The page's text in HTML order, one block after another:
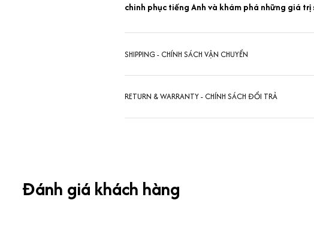
chinh phục tiếng Anh và khám phá những giá trị
SHIPPING - CHÍNH SÁCH VẬN CHUYỂN
RETURN & WARRANTY - CHÍNH SÁCH ĐỔI TRẢ
Đánh giá khách hàng